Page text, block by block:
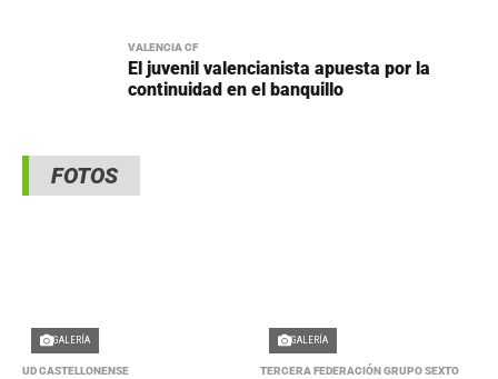
VALENCIA CF
El juvenil valencianista apuesta por la
continuidad en el banquillo
FOTOS
GALERÍA
UD CASTELLONENSE
GALERÍA
TERCERA FEDERACIÓN GRUPO SEXTO